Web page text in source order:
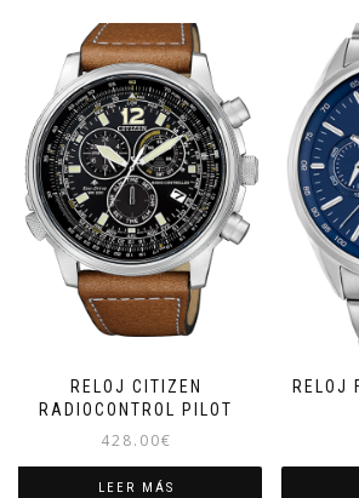
RELOJ CITIZEN
RADIOCONTROL PILOT
428.00€
LEER MÁS
RELOJ